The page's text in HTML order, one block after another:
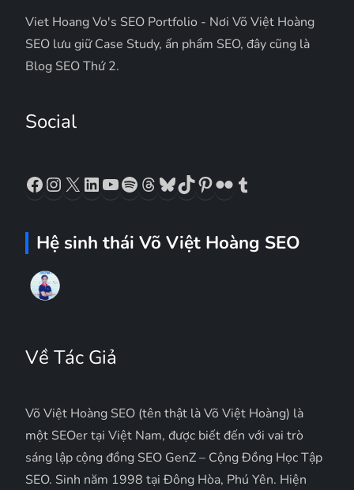
Viet Hoang Vo's SEO Portfolio - Nơi Võ Việt Hoàng
SEO lưu giữ Case Study, ấn phẩm SEO, đây cũng là
Blog SEO Thứ 2.
Social
Facebook
Instagram
X LinkedIn
YouTube
Spotify
Threads
Bluesky
TikTok
Pinterest
Flickr
Hệ sinh thái Võ Việt Hoàng SEO
Về Tác Giả
Võ Việt Hoàng SEO (tên thật là Võ Việt Hoàng) là
một SEOer tại Việt Nam, được biết đến với vai trò
sáng lập cộng đồng SEO GenZ – Cộng Đồng Học Tập
SEO. Sinh năm 1998 tại Đông Hòa, Phú Yên. Hiện